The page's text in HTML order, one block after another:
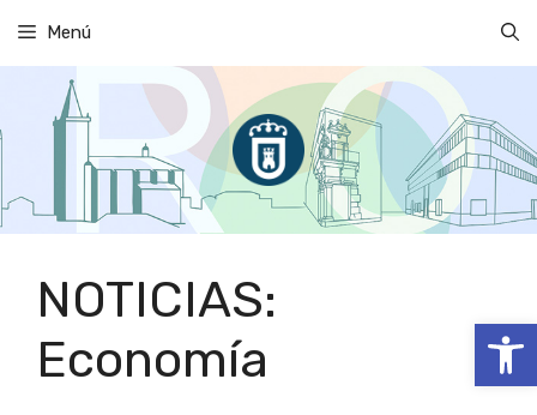
Abrir
contenido
Menú
NOTICIAS:
Economía